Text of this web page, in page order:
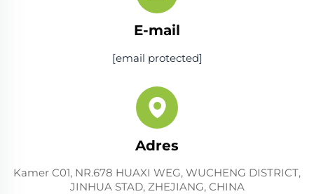
E-mail
[email protected]
Adres
Kamer C01, NR.678 HUAXI WEG, WUCHENG DISTRICT,
JINHUA STAD, ZHEJIANG, CHINA